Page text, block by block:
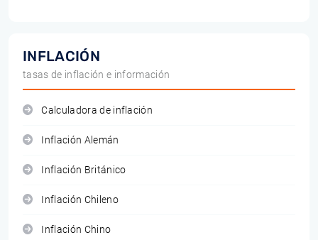
INFLACIÓN
tasas de inflación e información
Calculadora de inflación
Inflación Alemán
Inflación Británico
Inflación Chileno
Inflación Chino